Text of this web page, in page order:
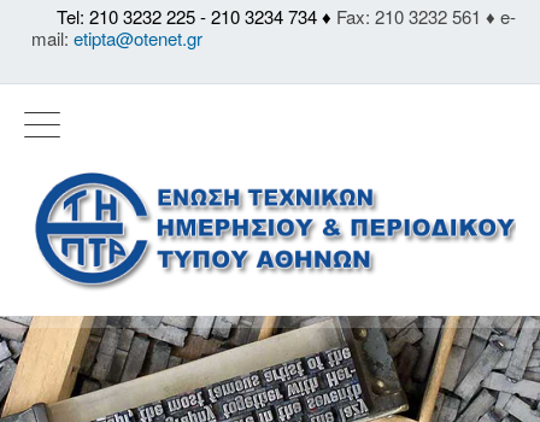
Tel: 210 3232 225 - 210 3234 734 ♦ Fax: 210 3232 561 ♦ e-
mail: etipta@otenet.gr